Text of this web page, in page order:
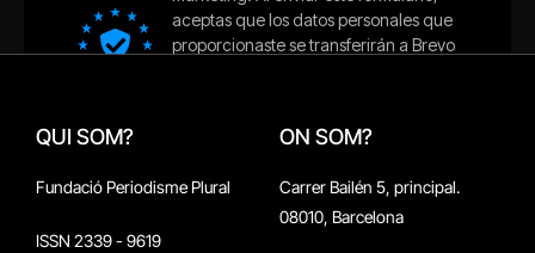
QUI SOM?
Fundació Periodisme Plural
ISSN 2339 - 9619
ON SOM?
Carrer Bailén 5, principal.
08010, Barcelona